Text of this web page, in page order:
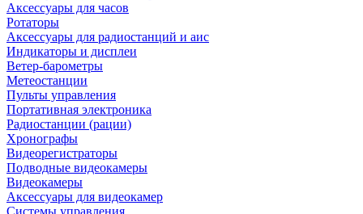
Аксессуары для часов
Ротаторы
Аксессуары для радиостанций и аис
Индикаторы и дисплеи
Ветер-барометры
Метеостанции
Пульты управления
Портативная электроника
Радиостанции (рации)
Хронографы
Видеорегистраторы
Подводные видеокамеры
Видеокамеры
Аксессуары для видеокамер
Системы управления